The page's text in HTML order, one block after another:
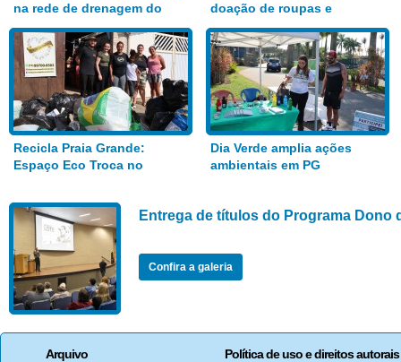
na rede de drenagem do
Bairro Aviação
doação de roupas e
alimentos
Recicla Praia Grande:
Espaço Eco Troca no
Dia Verde amplia ações
ambientais em PG
Entrega de títulos do Programa Dono
Confira a galeria
Arquivo Política de uso e direitos autorais